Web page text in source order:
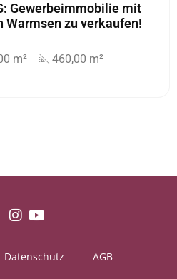
Gewerbeimmobilie mit
Warmsen zu verkaufen!
m²
460,00 m²
Datenschutz AGB